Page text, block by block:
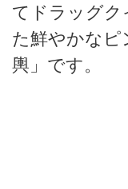
てドラッグ
た鮮やかな
輿」です。